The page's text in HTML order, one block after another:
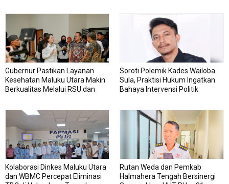
Gubernur Pastikan Layanan
Kesehatan Maluku Utara Makin
Berkualitas Melalui RSU dan
Soroti Polemik Kades Wailoba
Sula, Praktisi Hukum Ingatkan
Bahaya Intervensi Politik
Kolaborasi Dinkes Maluku Utara
dan WBMC Percepat Eliminasi
Rutan Weda dan Pemkab
Halmahera Tengah Bersinergi